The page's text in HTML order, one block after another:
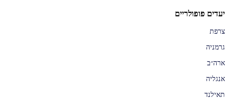
יעדים פופולריים
צרפת
גרמניה
ארה״ב
אנגליה
תאילנד